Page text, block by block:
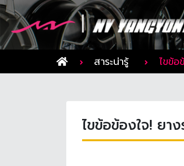
สาระน่ารู้ ไขข้
ไขข้อข้องใจ! ยา